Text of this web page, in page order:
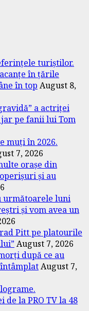
turiștilor.
în țările
în top August 8,
a actriței
pe fanii lui Tom
muți în 2026.
7, 2026
orașe din
și au
următoarele luni
și vom avea un
Pitt pe platourile
August 7, 2026
după ce au
August 7,
la PRO TV la 48